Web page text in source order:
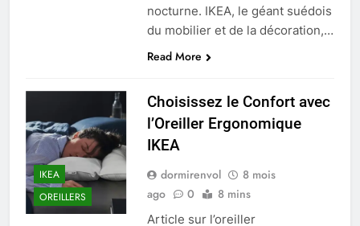
nocturne. IKEA, le géant suédois
du mobilier et de la décoration,…
Read More
IKEA
OREILLERS
Choisissez le Confort avec
l’Oreiller Ergonomique
IKEA
dormirenvol
8 mois
ago
0 8 mins
Article sur l’oreiller